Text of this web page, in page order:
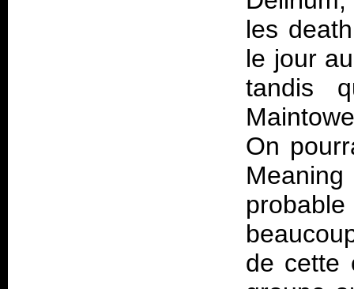
les
le jour
tandis
On
de cette